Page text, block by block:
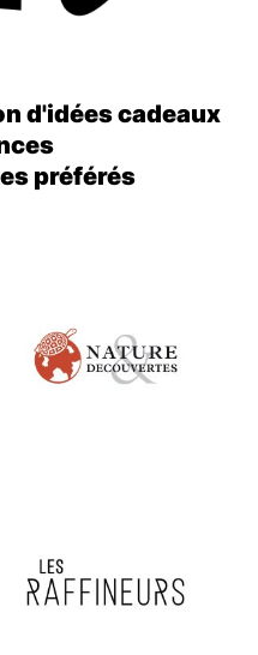
d'idées cadeaux
préférés